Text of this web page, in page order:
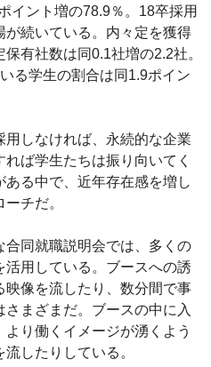
イント増の78.9％。18卒採用
続いている。内々定を獲得
有社数は同0.1社増の2.2社。
る学生の割合は同1.9ポイン
しなければ、永続的な企業
ば学生たちは振り向いてく
る中で、近年存在感を増し
チだ。
同就職説明会では、多くの
用している。ブースへの誘
映像を流したり、数分間で事
まざまだ。ブースの中に入
り働くイメージが湧くよう
したりしている。